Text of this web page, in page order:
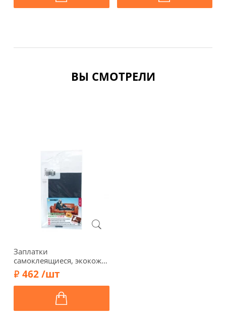
ВЫ СМОТРЕЛИ
Заплатки
самоклеящиеся, экокожа,
16 х 10 см, арт. 423/047,
синий
462 /шт